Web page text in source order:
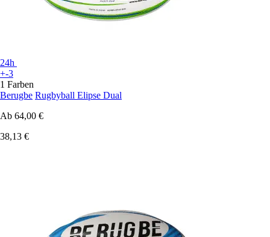
24h
+-3
1 Farben
Berugbe Rugbyball Elipse Dual
Ab 64,00 €
38,13 €